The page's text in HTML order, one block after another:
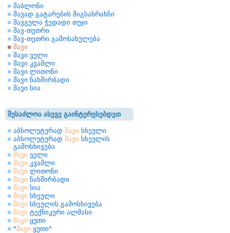
შაბლონი
შავად გატარების შიგსახრახნი
შავგულა ჭედადი თუჯი
შავ-თეთრი
შავ-თეთრი გამოსახულება
შავი
შავი ველი
შავი კვამლი
შავი ლითონი
შავი ნახშირბადი
შავი სია
შესაძლოა ასევე გაინტერესებდეთ
აბსოლუტურად შავი სხეული
აბსოლუტურად შავი სხეულის
გამოსხივება
შავი ველი
შავი კვამლი
შავი ლითონი
შავი ნახშირბადი
შავი სია
შავი სხეული
შავი სხეულის გამოსხივება
შავი ტექნიკური ალმასი
შავი ყუთი
"შავი ყუთი"